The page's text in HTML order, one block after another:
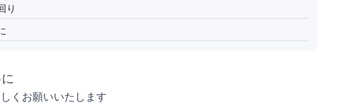
り
くお願いいたします